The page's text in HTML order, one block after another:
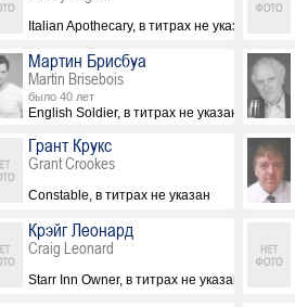
Italian Apothecary, в титрах не указан
Мартин Брисбуа
Martin Brisebois
было 40 лет
English Soldier, в титрах не указан
Грант Крукс
Grant Crookes
Constable, в титрах не указан
Крэйг Леонард
Craig Leonard
Starr Inn Owner, в титрах не указан